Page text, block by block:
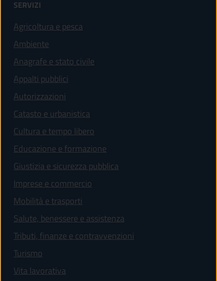
SERVIZI
Agricoltura e pesca
Ambiente
Anagrafe e stato civile
Appalti pubblici
Autorizzazioni
Catasto e urbanistica
Cultura e tempo libero
Educazione e formazione
Giustizia e sicurezza pubblica
Imprese e commercio
Mobilità e trasporti
Salute, benessere e assistenza
Tributi, finanze e contravvenzioni
Turismo
Vita lavorativa